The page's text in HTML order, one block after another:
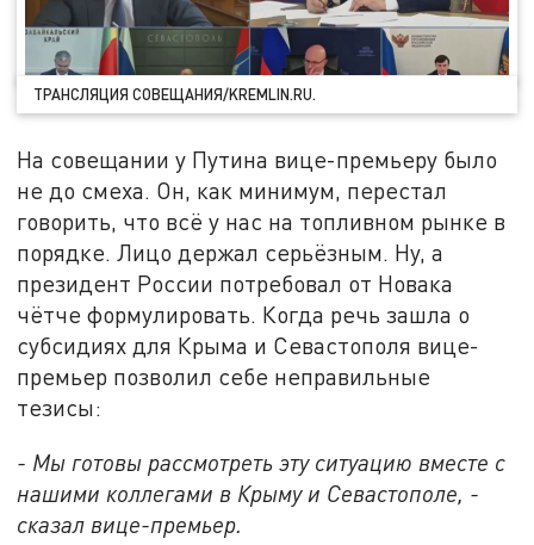
ТРАНСЛЯЦИЯ СОВЕЩАНИЯ/KREMLIN.RU.
На совещании у Путина вице-премьеру было
не до смеха. Он, как минимум, перестал
говорить, что всё у нас на топливном рынке в
порядке. Лицо держал серьёзным. Ну, а
президент России потребовал от Новака
чётче формулировать. Когда речь зашла о
субсидиях для Крыма и Севастополя вице-
премьер позволил себе неправильные
тезисы:
- Мы готовы рассмотреть эту ситуацию вместе с
нашими коллегами в Крыму и Севастополе, -
сказал вице-премьер.